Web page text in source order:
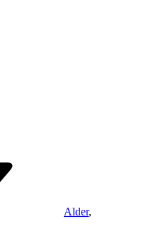
Alder,